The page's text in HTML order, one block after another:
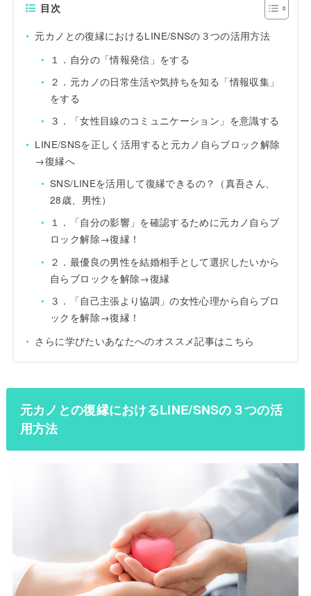
目次
元カノとの復縁におけるLINE/SNSの３つの活用方法
１．自分の「情報発信」をする
２．元カノの日常生活や気持ちを知る「情報収集」
をする
３．「女性目線のコミュニケーション」を意識する
LINE/SNSを正しく活用すると元カノ自らブロック解除
→復縁へ
SNS/LINEを活用して復縁できるの？（真吾さん、
28歳、男性）
１．「自分の影響」を確認するために元カノ自らブ
ロック解除→復縁！
２．最優良の男性を結婚相手として選択したいから
自らブロックを解除→復縁
３．「自己主張より協調」の女性心理から自らブロ
ックを解除→復縁！
さらに学びたいあなたへのオススメ記事はこちら
元カノとの復縁におけるLINE/SNSの３つの活
用方法